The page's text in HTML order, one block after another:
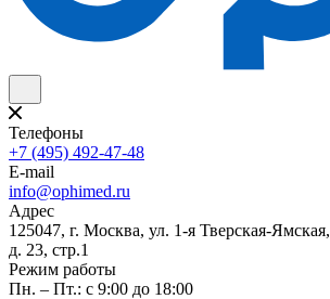
Телефоны
+7 (495) 492-47-48
E-mail
info@ophimed.ru
Адрес
125047, г. Москва, ул. 1-я Тверская-Ямская,
д. 23, стр.1
Режим работы
Пн. – Пт.: с 9:00 до 18:00